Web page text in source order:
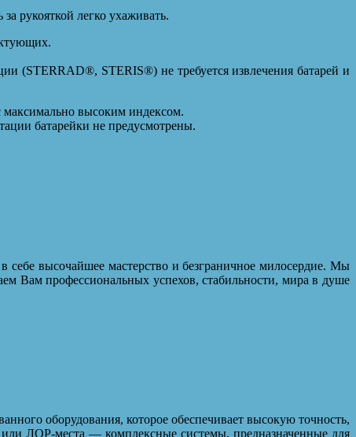
рукояткой легко ухаживать.
(STERRAD®, STERIS®) не требуется извлечения батарей и
максимально высоким индексом.
батарейки не предусмотрены.
высочайшее мастерство и безграничное милосердие. Мы
Вам профессиональных успехов, стабильности, мира в душе
оборудования, которое обеспечивает высокую точность,
ЛОР-места — комплексные системы, предназначенные для